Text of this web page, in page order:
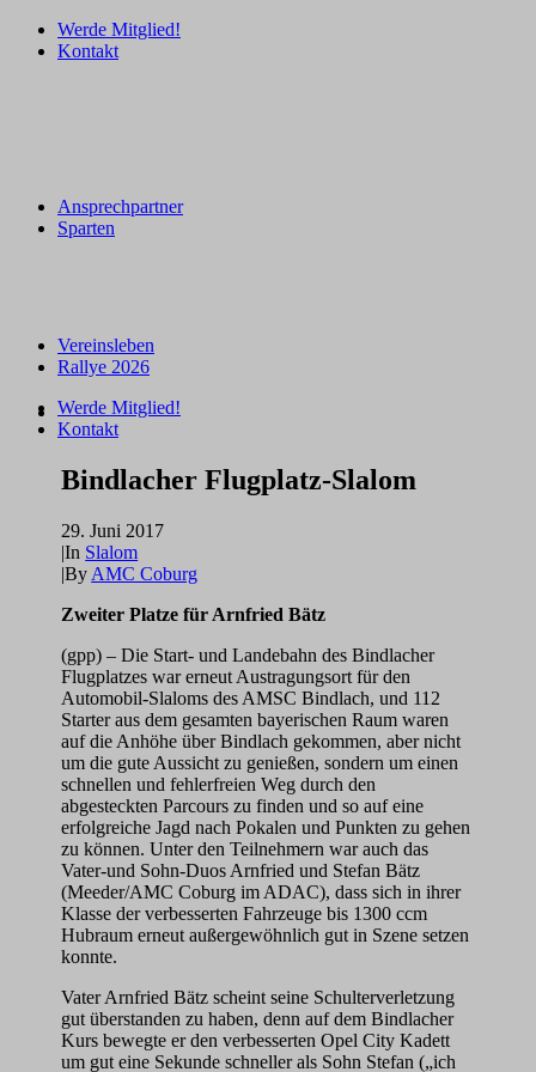
Werde Mitglied!
Kontakt
Ansprechpartner
Sparten
Vereinsleben
Rallye 2026
Werde Mitglied!
Kontakt
Bindlacher Flugplatz-Slalom
29. Juni 2017
|In Slalom
|By AMC Coburg
Zweiter Platze für Arnfried Bätz
(gpp) – Die Start- und Landebahn des Bindlacher
Flugplatzes war erneut Austragungsort für den
Automobil-Slaloms des AMSC Bindlach, und 112
Starter aus dem gesamten bayerischen Raum waren
auf die Anhöhe über Bindlach gekommen, aber nicht
um die gute Aussicht zu genießen, sondern um einen
schnellen und fehlerfreien Weg durch den
abgesteckten Parcours zu finden und so auf eine
erfolgreiche Jagd nach Pokalen und Punkten zu gehen
zu können. Unter den Teilnehmern war auch das
Vater-und Sohn-Duos Arnfried und Stefan Bätz
(Meeder/AMC Coburg im ADAC), dass sich in ihrer
Klasse der verbesserten Fahrzeuge bis 1300 ccm
Hubraum erneut außergewöhnlich gut in Szene setzen
konnte.
Vater Arnfried Bätz scheint seine Schulterverletzung
gut überstanden zu haben, denn auf dem Bindlacher
Kurs bewegte er den verbesserten Opel City Kadett
um gut eine Sekunde schneller als Sohn Stefan („ich